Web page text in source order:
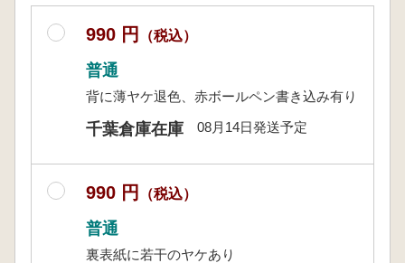
990 円 （税込）
普通
背に薄ヤケ退色、赤ボールペン書き込み有り
千葉倉庫在庫 08月14日発送予定
990 円 （税込）
普通
裏表紙に若干のヤケあり